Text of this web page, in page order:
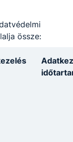
termékek
csapatban
össze: